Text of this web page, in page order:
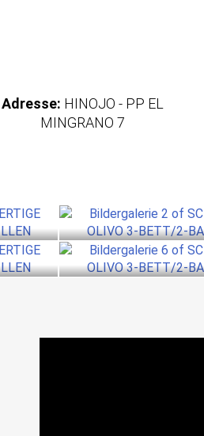
Adresse: HINOJO - PP EL
MINGRANO 7